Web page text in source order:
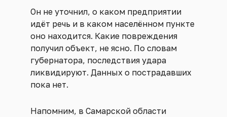
Он не уточнил, о каком предприятии
идёт речь и в каком населённом пункте
оно находится. Какие повреждения
получил объект, не ясно. По словам
губернатора, последствия удара
ликвидируют. Данных о пострадавших
пока нет.
Напомним, в Самарской области